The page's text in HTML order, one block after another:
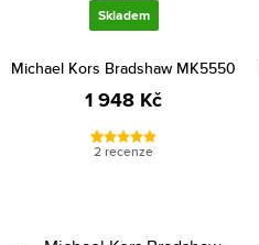
Skladem
Michael Kors Bradshaw MK5550
1 948 Kč
2 recenze